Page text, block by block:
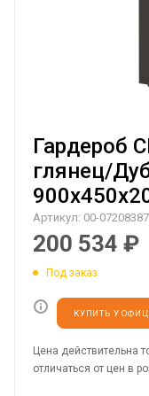
Гардероб
глянец/
Артикул: 00-07208387
200 534 ₽
Под заказ
КУПИТЬ У
Цена действительна
отличаться от цен в